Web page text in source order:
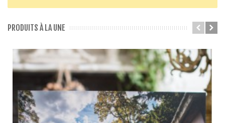
PRODUITS À LA UNE